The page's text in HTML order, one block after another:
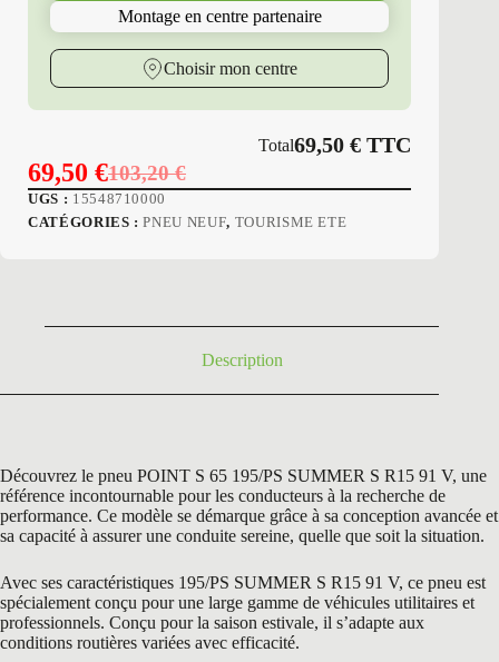
Montage en centre partenaire
Choisir mon centre
Total69,50€ TTC
103,20€
Le
prix
69,50 €Le
prix
UGS : 15548710000
CATÉGORIES :PNEU NEUF, TOURISME ETE
Description
Découvrez le pneu POINT S 65 195/PS SUMMER S R15 91 V, une
référence incontournable pour les conducteurs à la recherche de
performance. Ce modèle se démarque grâce à sa conception avancée et
sa capacité à assurer une conduite sereine, quelle que soit la situation.
Avec ses caractéristiques 195/PS SUMMER S R15 91 V, ce pneu est
spécialement conçu pour une large gamme de véhicules utilitaires et
professionnels. Conçu pour la saison estivale, il s’adapte aux
conditions routières variées avec efficacité.